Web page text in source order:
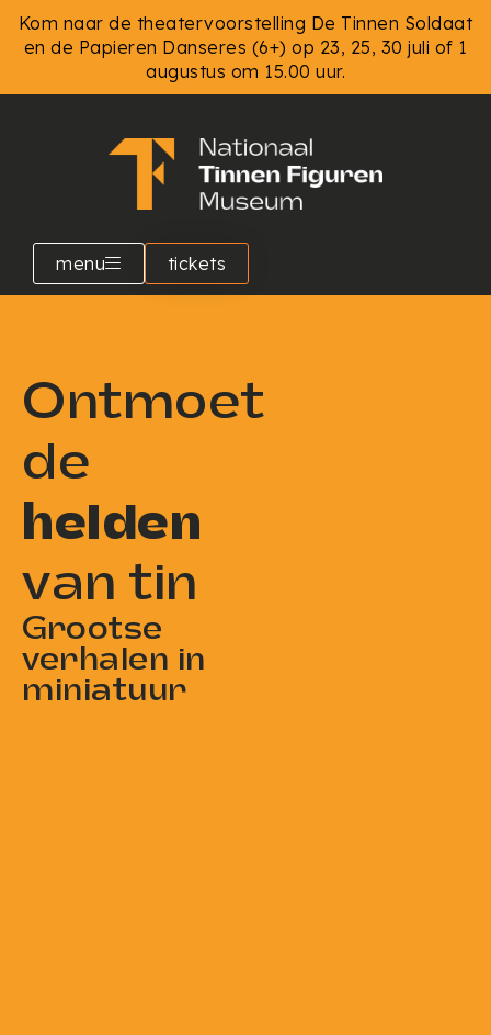
Kom naar de theatervoorstelling De Tinnen Soldaat
en de Papieren Danseres (6+) op 23, 25, 30 juli of 1
augustus om 15.00 uur.
menu tickets
Ontmoet
de
helden
van tin
Grootse
verhalen in
miniatuur